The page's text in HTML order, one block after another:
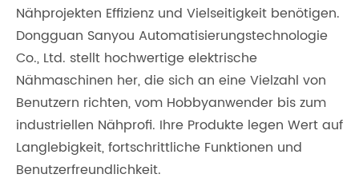
Nähprojekten Effizienz und Vielseitigkeit benötigen.
Dongguan Sanyou Automatisierungstechnologie
Co., Ltd. stellt hochwertige elektrische
Nähmaschinen her, die sich an eine Vielzahl von
Benutzern richten, vom Hobbyanwender bis zum
industriellen Nähprofi. Ihre Produkte legen Wert auf
Langlebigkeit, fortschrittliche Funktionen und
Benutzerfreundlichkeit.